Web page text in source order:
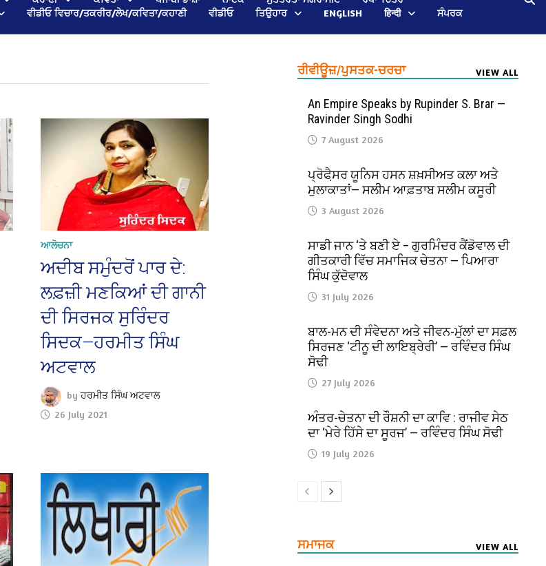
ਵੀਡੀਓ ਵਿਚਾਰ/ਤਕਰੀਰ/ਲੇਖ/ਕਵਿਤਾ/ਕਹਾਣੀ ਵੀਡੀਓ ਤਿਉਹਾਰ ENGLISH हिन्दी
ਸੰਪਰਕ
ਆਲੋਚਨਾ
ਅਦੀਬ ਸਮੁੰਦਰੋਂ ਪਾਰ ਦੇ:
ਲਫ਼ਜ਼ੀ ਮਣਕਿਆਂ ਦੀ ਗਾਨੀ
ਦੀ ਸਿਰਜਕ ਸੁਰਿੰਦਰ
ਸਿਦਕ—ਹਰਮੀਤ ਸਿੰਘ
ਅਟਵਾਲ
byਹਰਮੀਤ ਸਿੰਘ ਅਟਵਾਲ
26 July 2021
ਰੀਵੀਊਜ਼/ਪੁਸਤਕ-ਚਰਚਾ VIEW ALL
An Empire Speaks by Rupinder S. Brar —
Ravinder Singh Sodhi
7 August 2026
ਪ੍ਰੋਫੈ਼ਸਰ ਯੂਨਿਸ ਹਸਨ ਸ਼ਖ਼ਸੀਅਤ ਕਲਾ ਅਤੇ
ਮੁਲਾਕਾਤਾਂ— ਸਲੀਮ ਆਫ਼ਤਾਬ ਸਲੀਮ ਕਸੂਰੀ
3 August 2026
ਸਾਡੀ ਜਾਨ ‘ਤੇ ਬਣੀ ਏ – ਗੁਰਮਿੰਦਰ ਕੈਂਡੋਵਾਲ ਦੀ
ਗੀਤਕਾਰੀ ਵਿੱਚ ਸਮਾਜਿਕ ਚੇਤਨਾ — ਪਿਆਰਾ
ਸਿੰਘ ਕੁੱਦੋਵਾਲ
31 July 2026
ਬਾਲ-ਮਨ ਦੀ ਸੰਵੇਦਨਾ ਅਤੇ ਜੀਵਨ-ਮੁੱਲਾਂ ਦਾ ਸਫ਼ਲ
ਸਿਰਜਣ ‘ਟੀਨੂ ਦੀ ਲਾਇਬ੍ਰੇਰੀ’ — ਰਵਿੰਦਰ ਸਿੰਘ
ਸੋਢੀ
27 July 2026
ਅੰਤਰ-ਚੇਤਨਾ ਦੀ ਰੌਸ਼ਨੀ ਦਾ ਕਾਵਿ : ਰਾਜੀਵ ਸੇਠ
ਦਾ ‘ਮੇਰੇ ਹਿੱਸੇ ਦਾ ਸੂਰਜ’ — ਰਵਿੰਦਰ ਸਿੰਘ ਸੋਢੀ
19 July 2026
ਸਮਾਜਕ VIEW ALL